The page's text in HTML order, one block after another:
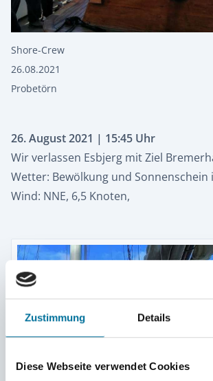
Zustimmung Details
Diese Webseite verwendet Cookies
Shore-Crew
26.08.2021
Probetörn
26. August 2021 | 15:45 Uhr
Wir verlassen Esbjerg mit Ziel
Wetter: Bewölkung und Sonnenschein
Wind: NNE, 6,5 Knoten,